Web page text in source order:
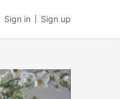
Sign in Sign up